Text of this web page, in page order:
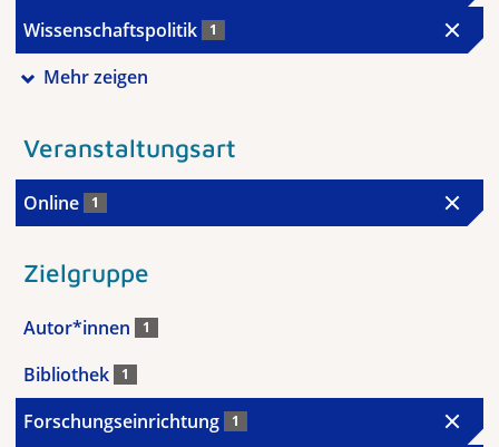
Wissenschaftspolitik 1
Mehr zeigen
Veranstaltungsart
Online 1
Zielgruppe
Autor*innen 1
Bibliothek 1
Forschungseinrichtung 1